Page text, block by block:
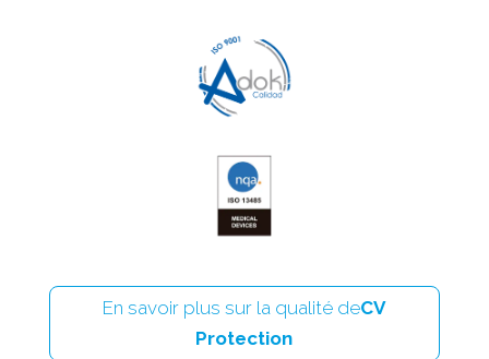
En savoir plus sur la qualité deCV
Protection